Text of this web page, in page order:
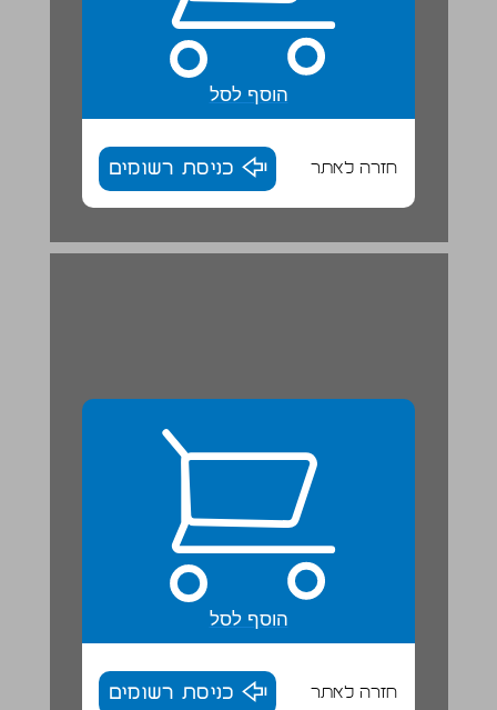
הוסף לסל
חזרה לאתר כניסת רשומים
לחזרה ולדיון ... 24
הוסף לסל
חזרה לאתר כניסת רשומים